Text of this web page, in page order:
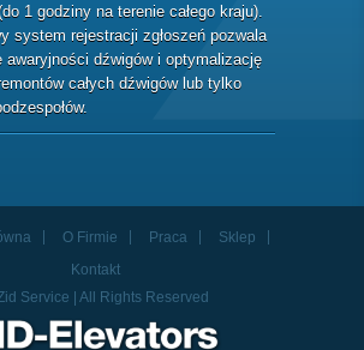
1 godziny na terenie całego kraju).
system rejestracji zgłoszeń pozwala
awaryjności dźwigów i optymalizację
całych dźwigów lub tylko
O Firmie Praca
Sklep
Kontakt
Service | All Rights Reserved